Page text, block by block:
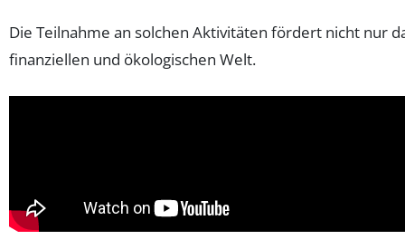
Die Teilnahme an solchen Aktivitäten fördert nicht nur
finanziellen und ökologischen Welt.